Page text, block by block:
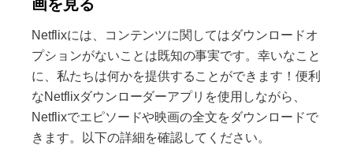
画を見る
Netflixには、コンテンツに関してはダウンロードオ
プションがないことは既知の事実です。幸いなこと
に、私たちは何かを提供することができます！便利
なNetflixダウンローダーアプリを使用しながら、
Netflixでエピソードや映画の全文をダウンロードで
きます。以下の詳細を確認してください。